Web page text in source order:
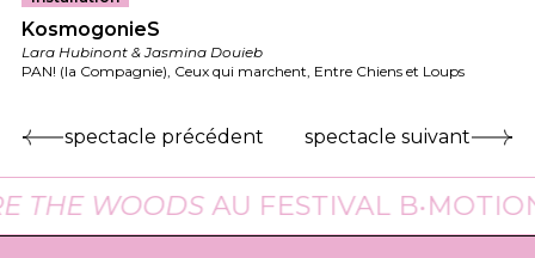
KosmogonieS
Lara Hubinont & Jasmina Douieb
PAN! (la Compagnie), Ceux qui marchent, Entre Chiens et Loups
spectacle précédent spectacle suivant
WOODSAU FESTIVAL B•MOTION À